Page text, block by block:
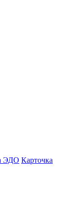
ЭДО Карточка